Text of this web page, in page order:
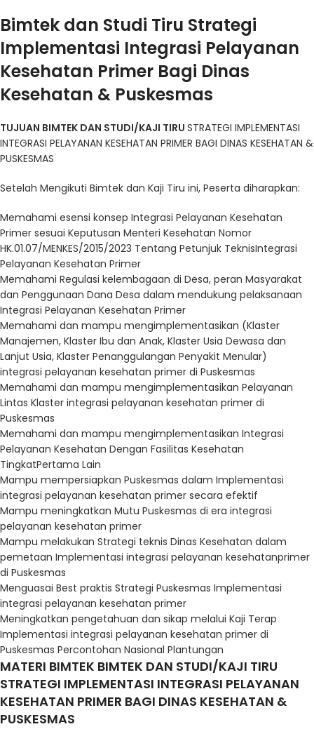
Bimtek dan Studi Tiru Strategi
Implementasi Integrasi Pelayanan
Kesehatan Primer Bagi Dinas
Kesehatan & Puskesmas
TUJUAN BIMTEK DAN STUDI/KAJI TIRU STRATEGI IMPLEMENTASI
INTEGRASI PELAYANAN KESEHATAN PRIMER BAGI DINAS KESEHATAN &
PUSKESMAS
Setelah Mengikuti Bimtek dan Kaji Tiru ini, Peserta diharapkan:
Memahami esensi konsep Integrasi Pelayanan Kesehatan
Primer sesuai Keputusan Menteri Kesehatan Nomor
HK.01.07/MENKES/2015/2023 Tentang Petunjuk TeknisIntegrasi
Pelayanan Kesehatan Primer
Memahami Regulasi kelembagaan di Desa, peran Masyarakat
dan Penggunaan Dana Desa dalam mendukung pelaksanaan
Integrasi Pelayanan Kesehatan Primer
Memahami dan mampu mengimplementasikan (Klaster
Manajemen, Klaster Ibu dan Anak, Klaster Usia Dewasa dan
Lanjut Usia, Klaster Penanggulangan Penyakit Menular)
integrasi pelayanan kesehatan primer di Puskesmas
Memahami dan mampu mengimplementasikan Pelayanan
Lintas Klaster integrasi pelayanan kesehatan primer di
Puskesmas
Memahami dan mampu mengimplementasikan Integrasi
Pelayanan Kesehatan Dengan Fasilitas Kesehatan
TingkatPertama Lain
Mampu mempersiapkan Puskesmas dalam Implementasi
integrasi pelayanan kesehatan primer secara efektif
Mampu meningkatkan Mutu Puskesmas di era integrasi
pelayanan kesehatan primer
Mampu melakukan Strategi teknis Dinas Kesehatan dalam
pemetaan Implementasi integrasi pelayanan kesehatanprimer
di Puskesmas
Menguasai Best praktis Strategi Puskesmas Implementasi
integrasi pelayanan kesehatan primer
Meningkatkan pengetahuan dan sikap melalui Kaji Terap
Implementasi integrasi pelayanan kesehatan primer di
Puskesmas Percontohan Nasional Plantungan
MATERI BIMTEK BIMTEK DAN STUDI/KAJI TIRU
STRATEGI IMPLEMENTASI INTEGRASI PELAYANAN
KESEHATAN PRIMER BAGI DINAS KESEHATAN &
PUSKESMAS